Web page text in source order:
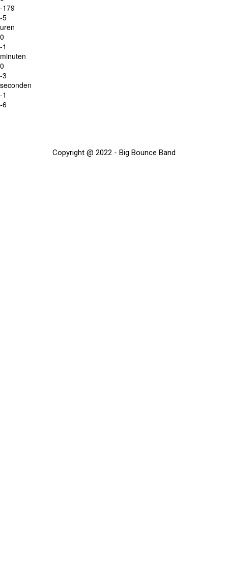
-179
-5
uren
0
-1
minuten
0
-3
seconden
-1
-6
Copyright @ 2022 - Big Bounce Band